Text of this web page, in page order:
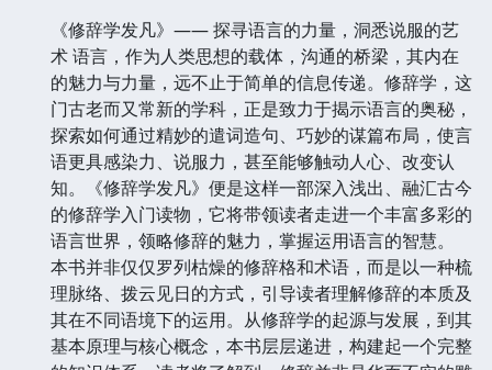
《修辞学发凡》—— 探寻语言的力量，洞悉说服的艺
术 语言，作为人类思想的载体，沟通的桥梁，其内在
的魅力与力量，远不止于简单的信息传递。修辞学，这
门古老而又常新的学科，正是致力于揭示语言的奥秘，
探索如何通过精妙的遣词造句、巧妙的谋篇布局，使言
语更具感染力、说服力，甚至能够触动人心、改变认
知。《修辞学发凡》便是这样一部深入浅出、融汇古今
的修辞学入门读物，它将带领读者走进一个丰富多彩的
语言世界，领略修辞的魅力，掌握运用语言的智慧。
本书并非仅仅罗列枯燥的修辞格和术语，而是以一种梳
理脉络、拨云见日的方式，引导读者理解修辞的本质及
其在不同语境下的运用。从修辞学的起源与发展，到其
基本原理与核心概念，本书层层递进，构建起一个完整